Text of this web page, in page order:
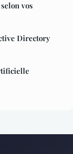
vos
Directory